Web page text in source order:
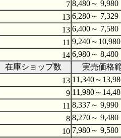
7 8,480～ 9,980
13 6,280～ 7,329
13 6,400～ 7,580
11 9,240～10,980
14 6,980～ 8,480
在庫ショップ数 実売価格
13 11,340～
9 11,980～
11 8,337～ 9,990
8 8,270～ 9,480
10 7,980～ 9,580